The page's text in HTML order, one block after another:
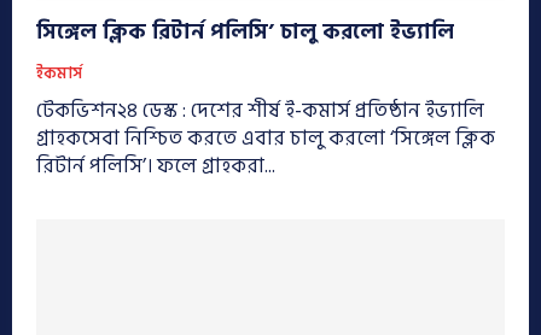
সিঙ্গেল ক্লিক রিটার্ন পলিসি’ চালু করলো ইভ্যালি
ইকমার্স
টেকভিশন২৪ ডেস্ক : দেশের শীর্ষ ই-কমার্স প্রতিষ্ঠান ইভ্যালি
গ্রাহকসেবা নিশ্চিত করতে এবার চালু করলো ‘সিঙ্গেল ক্লিক
রিটার্ন পলিসি’। ফলে গ্রাহকরা...